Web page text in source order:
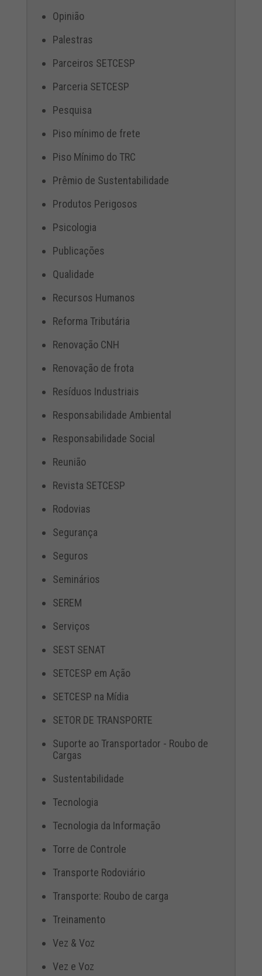
Opinião
Palestras
Parceiros SETCESP
Parceria SETCESP
Pesquisa
Piso mínimo de frete
Piso Mínimo do TRC
Prêmio de Sustentabilidade
Produtos Perigosos
Psicologia
Publicações
Qualidade
Recursos Humanos
Reforma Tributária
Renovação CNH
Renovação de frota
Resíduos Industriais
Responsabilidade Ambiental
Responsabilidade Social
Reunião
Revista SETCESP
Rodovias
Segurança
Seguros
Seminários
SEREM
Serviços
SEST SENAT
SETCESP em Ação
SETCESP na Mídia
SETOR DE TRANSPORTE
Suporte ao Transportador - Roubo de
Cargas
Sustentabilidade
Tecnologia
Tecnologia da Informação
Torre de Controle
Transporte Rodoviário
Transporte: Roubo de carga
Treinamento
Vez & Voz
Vez e Voz